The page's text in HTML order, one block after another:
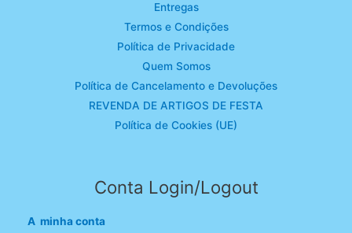
Entregas
Termos e Condições
Política de Privacidade
Quem Somos
Política de Cancelamento e Devoluções
REVENDA DE ARTIGOS DE FESTA
Política de Cookies (UE)
Conta Login/Logout
A minha conta